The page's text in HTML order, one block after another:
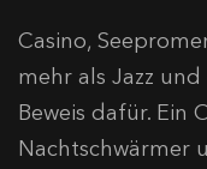
Casino,
mehr als Jazz
Beweis dafür. Ein
Nachtschwärmer